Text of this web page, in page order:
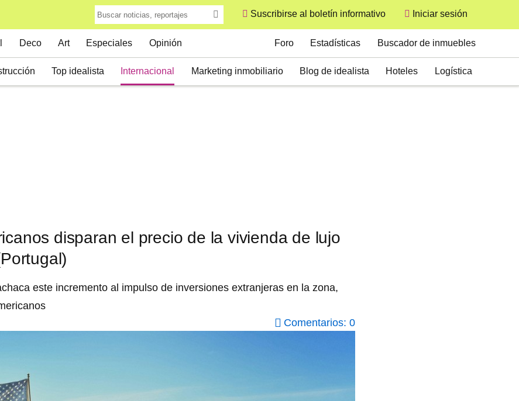
Suscribirse al boletín informativo
User
Iniciar sesión
Top idealista Internacional Marketing inmobiliario Blog de idealista Hoteles Logística
Deco Art Especiales Opinión Foro Estadísticas Buscador de inmuebles
disparan el precio de la vivienda de lujo
este incremento al impulso de inversiones extranjeras en la zona,
Comentarios: 0